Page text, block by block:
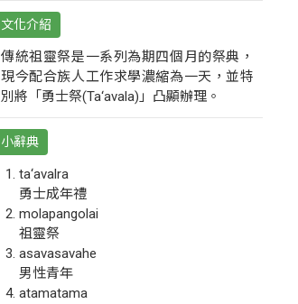
文化介紹
傳統祖靈祭是一系列為期四個月的祭典，
現今配合族人工作求學濃縮為一天，並特
別將「勇士祭(Ta‘avala)」凸顯辦理。
小辭典
ta‘avalra
勇士成年禮
molapangolai
祖靈祭
asavasavahe
男性青年
atamatama